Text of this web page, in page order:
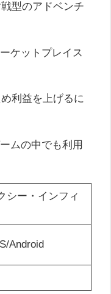
型のアドベンチ
ケットプレイス
利益を上げるに
ムの中でも利用
シー・インフィ
Android